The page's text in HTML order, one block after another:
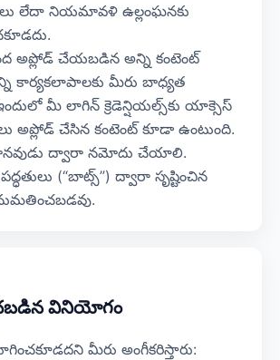
లేదా నియమావళి ఉల్లంఘనకు
అప్లోడ్ చేయబడిన అన్ని కంటెంట్
కార్యకలాపాలకు మీరు బాధ్యత
మీ లాగిన్ క్రెడెన్షియల్స్‌కు యాక్సెస్
అప్లోడ్ చేసిన కంటెంట్ కూడా ఉంటుంది.
ద్వారా నమోదు చేయాలి.
(“బాట్స్”) ద్వారా సృష్టించిన
వినియోగం
మీరు అంగీకరిస్తారు: